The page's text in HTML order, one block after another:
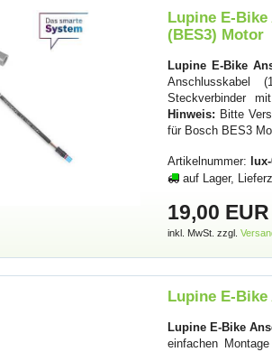
Lupine E-
(BES3) Motor
Lupine E-Bike
Anschlusskabel
Steckverbinder
Hinweis: Bitte
für Bosch BES3
Artikelnummer:
auf Lager,
19,00 EUR
inkl. MwSt. zzgl.
Lupine E-
Lupine E-Bike
einfachen